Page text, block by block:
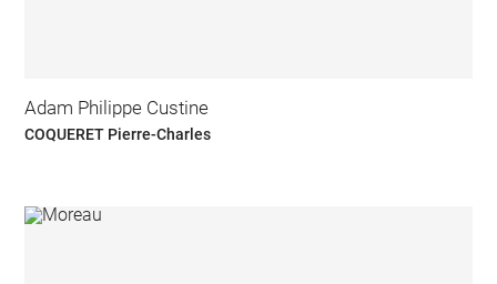
Adam Philippe Custine
COQUERET Pierre-Charles